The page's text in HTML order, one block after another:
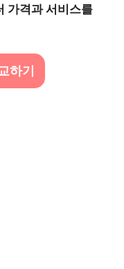
가격과 서비스를
하기